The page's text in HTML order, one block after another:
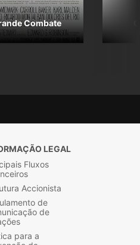
Combate
LEGAL
Fluxos
Accionista
de
de
para a